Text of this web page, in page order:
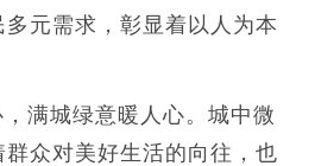
元需求，彰显着以人为本
满城绿意暖人心。城中微
众对美好生活的向往，也